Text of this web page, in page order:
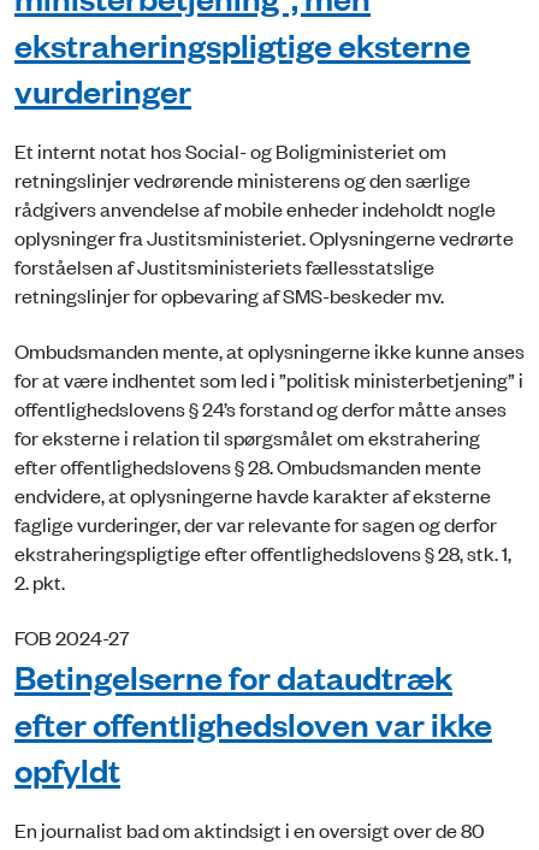
ekstraheringspligtige eksterne
vurderinger
Et internt notat hos Social- og Boligministeriet om
retningslinjer vedrørende ministerens og den særlige
rådgivers anvendelse af mobile enheder indeholdt nogle
oplysninger fra Justitsministeriet. Oplysningerne vedrørte
forståelsen af Justitsministeriets fællesstatslige
retningslinjer for opbevaring af SMS-beskeder mv.
Ombudsmanden mente, at oplysningerne ikke kunne anses
for at være indhentet som led i ”politisk ministerbetjening” i
offentlighedslovens § 24’s forstand og derfor måtte anses
for eksterne i relation til spørgsmålet om ekstrahering
efter offentlighedslovens § 28. Ombudsmanden mente
endvidere, at oplysningerne havde karakter af eksterne
faglige vurderinger, der var relevante for sagen og derfor
ekstraheringspligtige efter offentlighedslovens § 28, stk. 1,
2. pkt.
FOB 2024-27
Betingelserne for dataudtræk
efter offentlighedsloven var ikke
opfyldt
En journalist bad om aktindsigt i en oversigt over de 80